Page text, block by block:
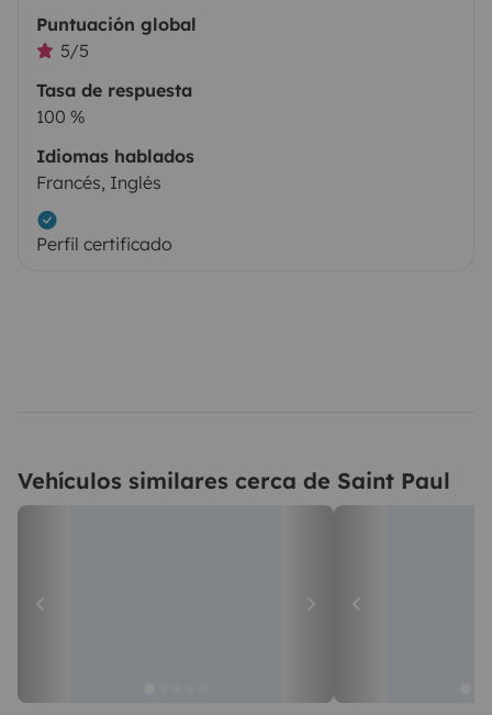
Puntuación global
5/5
Tasa de respuesta
100 %
Idiomas hablados
Francés, Inglés
Perfil certificado
Vehículos similares cerca de Saint Paul